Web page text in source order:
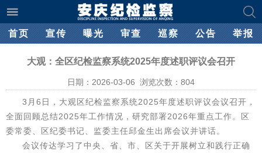
首页 宣传 曝光 审查 巡察 公告 举报
大观：全区纪检监察系统2025年度述职评议会召开
日期：2026-03-06 浏览次数： 804
3月6日，大观区纪检监察系统2025年度述职评议会议召开，
全面回顾总结2025年工作情况，研究部署2026年重点工作。区
委常委、区纪委书记、监委主任邱金生出席会议并讲话。
会议传达学习了中央、省、市、区关于开展树立和践行正确